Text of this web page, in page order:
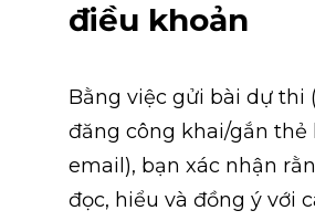
điều khoản
Bằng việc gửi bài dự thi
đăng công khai/gắn thẻ
email), bạn xác nhận
đọc, hiểu và đồng ý với